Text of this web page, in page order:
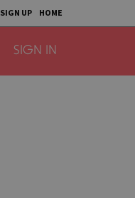
SIGN UP HOME
SIGN IN